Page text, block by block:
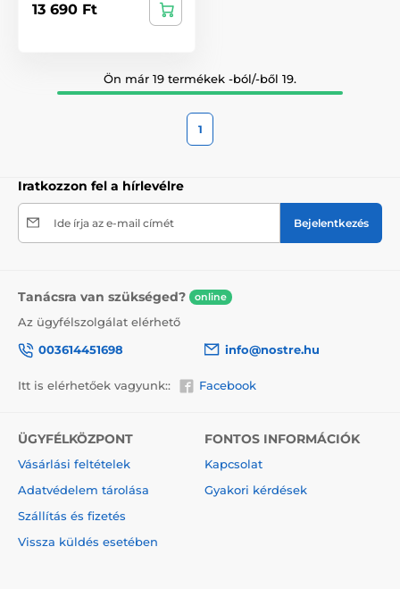
13 690 Ft
Ön már 19 termékek -ból/-ből 19.
1
Iratkozzon fel a hírlevélre
Ide írja az e-mail címét Bejelentkezés
Tanácsra van szükséged? online
Az ügyfélszolgálat elérhető
003614451698
info@nostre.hu
Itt is elérhetőek vagyunk:: Facebook
ÜGYFÉLKÖZPONT
Vásárlási feltételek
Adatvédelem tárolása
Szállítás és fizetés
Vissza küldés esetében
FONTOS INFORMÁCIÓK
Kapcsolat
Gyakori kérdések